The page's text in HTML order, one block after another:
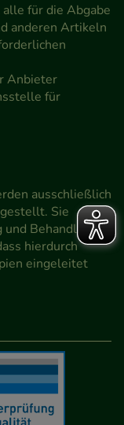
soziale
für die Abgabe
anderen Artikeln
Anbieter
für
ausschließlich
Sie
und Behandlung
hierdurch
eingeleitet